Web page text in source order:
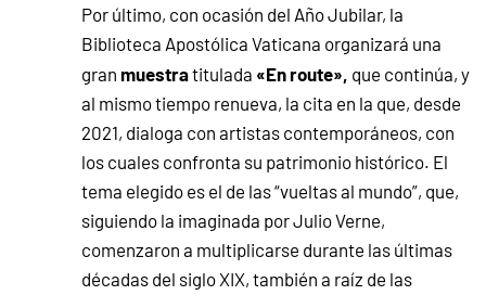
Por último, con ocasión del Año Jubilar, la
Biblioteca Apostólica Vaticana organizará una
granmuestratitulada «En route», que continúa, y
al mismo tiempo renueva, la cita en la que, desde
2021, dialoga con artistas contemporáneos, con
los cuales confronta su patrimonio histórico. El
tema elegido es el de las “vueltas al mundo”, que,
siguiendo la imaginada por Julio Verne,
comenzaron a multiplicarse durante las últimas
décadas del siglo XIX, también a raíz de las